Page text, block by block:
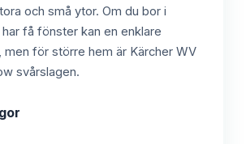
och små ytor. Om du bor i
få fönster kan en enklare
men för större hem är Kärcher WV
svårslagen.